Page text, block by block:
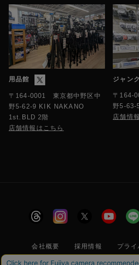
最大動画ビットレート
120 Mbps
対応ファイルシステム
exFAT
写真フォーマット
JPEG/RAW
動画フォーマット
MP4 (HEVC)
音声録音
48 kHz 16-bit、AAC
バッテリー
用品館
〒164-0001 東京都中野区中
野5-62-9 KIK NAKANO
1st.BLD 2階
店舗情報はこちら
ジャン
〒164-
野5-63-
店舗情
会社概要 採用情報
プラ
特定商取引に関する法律に基づく表示